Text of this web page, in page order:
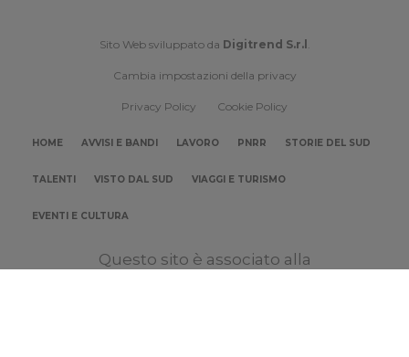
Sito Web sviluppato da Digitrend S.r.l .
Cambia impostazioni della privacy
Privacy Policy Cookie Policy
HOME AVVISI E BANDI LAVORO PNRR STORIE DEL SUD
TALENTI VISTO DAL SUD VIAGGI E TURISMO
EVENTI E CULTURA
Questo sito è associato alla